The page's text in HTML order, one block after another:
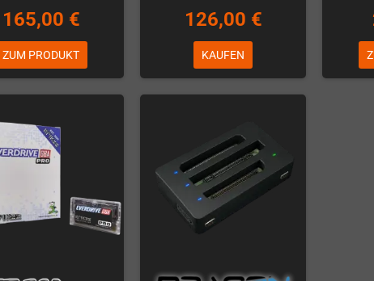
165,00 €
ZUM PRODUKT
126,00 €
KAUFEN